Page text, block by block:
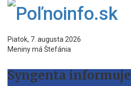
Piatok, 7. augusta 2026
Meniny má Štefánia
Syngenta informuje